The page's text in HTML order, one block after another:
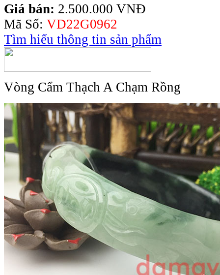
Giá bán: 2.500.000 VNĐ
Mã Số: VD22G0962
Tìm hiểu thông tin sản phẩm
Vòng Cẩm Thạch A Chạm Rồng